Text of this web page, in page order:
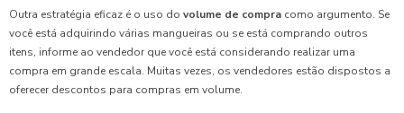
Outra estratégia eficaz é o uso do volume de compra como argumento. Se
você está adquirindo várias mangueiras ou se está comprando outros
itens, informe ao vendedor que você está considerando realizar uma
compra em grande escala. Muitas vezes, os vendedores estão dispostos a
oferecer descontos para compras em volume.